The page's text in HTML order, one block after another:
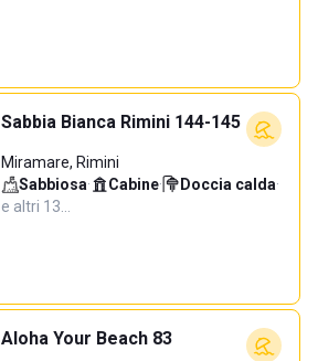
Sabbia Bianca Rimini 144-145
Miramare, Rimini
Sabbiosa· Cabine· Doccia calda·
e altri 13…
Aloha Your Beach 83